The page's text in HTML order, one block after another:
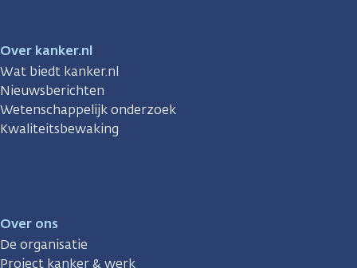
Over kanker.nl
Wat biedt kanker.nl
Nieuwsberichten
Wetenschappelijk onderzoek
Kwaliteitsbewaking
Over ons
De organisatie
Project kanker & werk